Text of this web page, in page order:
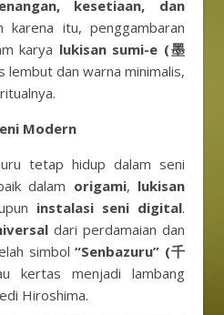
kesetiaan, dan
karena itu, penggambaran
karya lukisan sumi-e (墨
lembut dan warna minimalis,
Modern
tetap hidup dalam seni
dalam origami, lukisan
instalasi seni digital.
dari perdamaian dan
simbol “Senbazuru” (千
kertas menjadi lambang
Hiroshima.